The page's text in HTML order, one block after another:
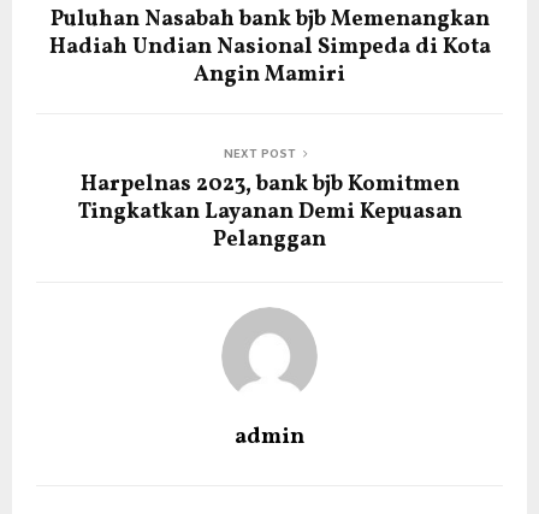
Puluhan Nasabah bank bjb Memenangkan
Hadiah Undian Nasional Simpeda di Kota
Angin Mamiri
NEXT POST
Harpelnas 2023, bank bjb Komitmen
Tingkatkan Layanan Demi Kepuasan
Pelanggan
admin